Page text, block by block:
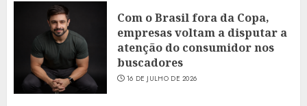
Com o Brasil fora da Copa,
empresas voltam a disputar a
atenção do consumidor nos
buscadores
16 DE JULHO DE 2026